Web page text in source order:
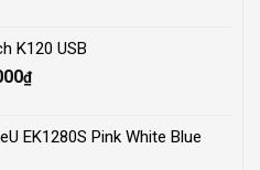
3.500.000₫.
K120 USB
₫Current
195.000₫.
EK1280S Pink White Blue